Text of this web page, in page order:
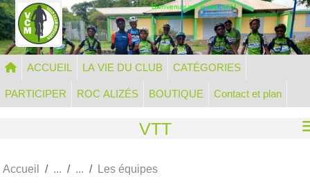
Bienvenue sur le site VCM
ACCUEIL LA VIE DU CLUB CATÉGORIES
PARTICIPER ROC ALIZÉS BOUTIQUE Contact et plan
VTT
Accueil Les équipes
Panneau de gestion des cookies